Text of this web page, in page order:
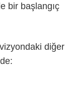
bir başlangıç
diğer